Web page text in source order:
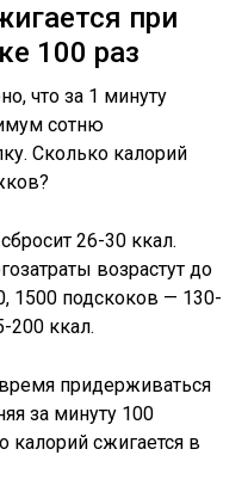
при
100 раз
что за 1 минуту
сотню
Сколько калорий
26-30 ккал.
возрастут до
1500 подскоков — 130-
200 ккал.
придерживаться
за минуту 100
калорий сжигается в